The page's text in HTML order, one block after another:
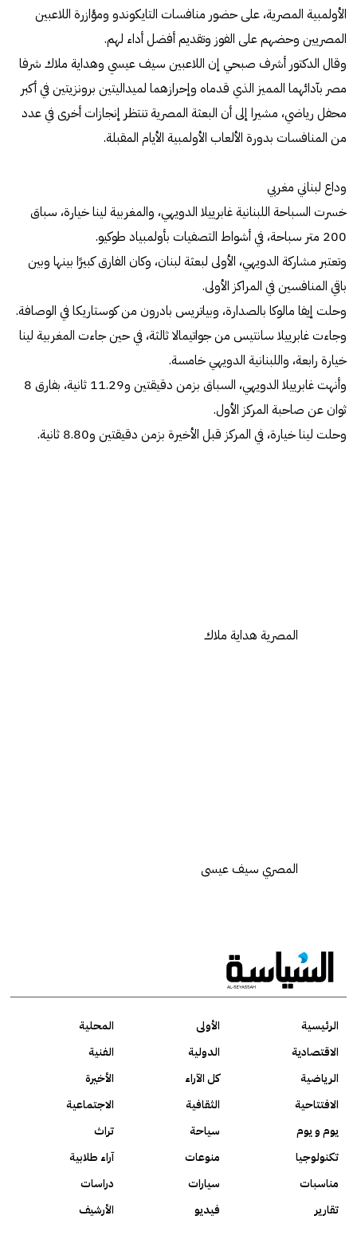
الأولمبية المصرية، على حضور منافسات التايكوندو ومؤازرة اللاعبين
المصريين وحضهم على الفوز وتقديم أفضل أداء لهم.
وقال الدكتور أشرف صبحي إن اللاعبين سيف عيسي وهداية ملاك شرفا
مصر بآدائهما المميز الذي قدماه وإحرازهما لميداليتين برونزيتين في أكبر
محفل رياضي، مشيرا إلى أن البعثة المصرية تنتظر إنجازات أخرى في عدد
من المنافسات بدورة الألعاب الأولمبية الأيام المقبلة.
وداع لبناني مغربي
خسرت السباحة اللبنانية غابرييلا الدويهي، والمغربية لينا خيارة، سباق
200 متر سباحة، في أشواط التصفيات بأولمبياد طوكيو.
وتعتبر مشاركة الدويهي، الأولى لبعثة لبنان، وكان الفارق كبيرًا بينها وبين
باقي المنافسين في المراكز الأولى.
وحلت إيفا مالوكا بالصدارة، وبياتريس بادرون من كوستاريكا في الوصافة.
وجاءت غابرييلا سانتيس من جواتيمالا ثالثة، في حين جاءت المغربية لينا
خيارة رابعة، واللبنانية الدويهي خامسة.
وأنهت غابرييلا الدويهي، السباق بزمن دقيقتين و11.29 ثانية، بفارق 8
ثوان عن صاحبة المركز الأول.
وحلت لينا خيارة، في المركز قبل الأخيرة بزمن دقيقتين و8.80 ثانية.
المصرية هداية ملاك
المصري سيف عيسى
الرئيسية الأولى
المحلية
الاقتصادية
الدولية
الفنية
الرياضية
كل الآراء
الأخيرة
الافتتاحية
الثقافية
الاجتماعية
يوم و يوم
سياحة
تراث
تكنولوجيا
منوعات
آراء طلابية
مناسبات
سيارات
دراسات
تقارير
فيديو الأرشيف